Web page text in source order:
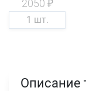
2050 ₽
1 шт.
Описание